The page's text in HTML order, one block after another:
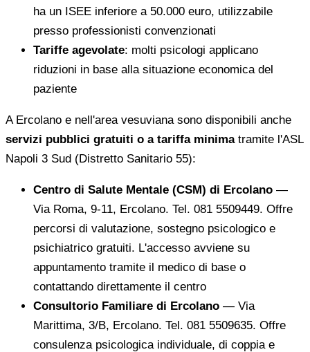
ha un ISEE inferiore a 50.000 euro, utilizzabile
presso professionisti convenzionati
Tariffe agevolate: molti psicologi applicano
riduzioni in base alla situazione economica del
paziente
A Ercolano e nell'area vesuviana sono disponibili anche
servizi pubblici gratuiti o a tariffa minimatramite l'ASL
Napoli 3 Sud (Distretto Sanitario 55):
Centro di Salute Mentale (CSM) di Ercolano —
Via Roma, 9-11, Ercolano. Tel. 081 5509449. Offre
percorsi di valutazione, sostegno psicologico e
psichiatrico gratuiti. L'accesso avviene su
appuntamento tramite il medico di base o
contattando direttamente il centro
Consultorio Familiare di Ercolano — Via
Marittima, 3/B, Ercolano. Tel. 081 5509635. Offre
consulenza psicologica individuale, di coppia e